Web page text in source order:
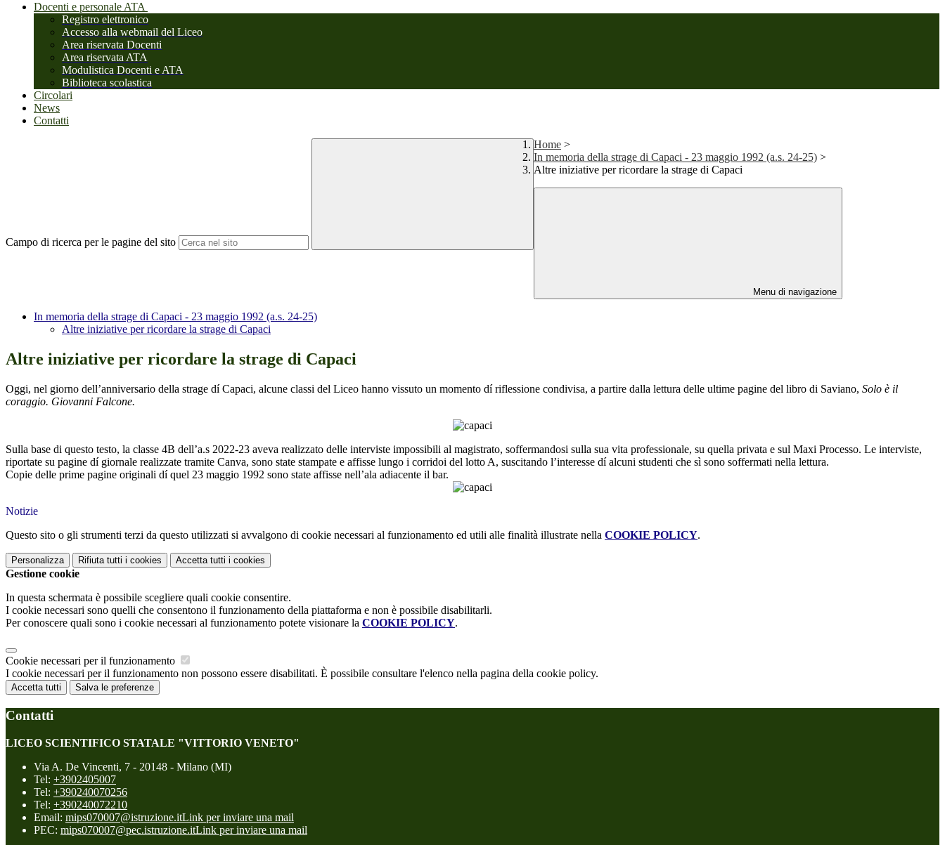
Docenti e personale ATA
Registro elettronico
Accesso alla webmail del Liceo
Area riservata Docenti
Area riservata ATA
Modulistica Docenti e ATA
Biblioteca scolastica
Circolari
News
Contatti
Campo di ricerca per le pagine del sito
Home >
In memoria della strage di Capaci - 23 maggio 1992 (a.s. 24-25) >
Altre iniziative per ricordare la strage di Capaci
Menu di navigazione
In memoria della strage di Capaci - 23 maggio 1992 (a.s. 24-25)
Altre iniziative per ricordare la strage di Capaci
Altre iniziative per ricordare la strage di Capaci
Oggi, nel giorno dell’anniversario della strage dí Capaci, alcune classi del Liceo hanno vissuto un momento dí riflessione condivisa, a partire dalla lettura delle ultime pagine del libro di Saviano, Solo è il
coraggio. Giovanni Falcone.
Sulla base di questo testo, la classe 4B dell’a.s 2022-23 aveva realizzato delle interviste impossibili al magistrato, soffermandosi sulla sua vita professionale, su quella privata e sul Maxi Processo. Le interviste,
riportate su pagine dí giornale realizzate tramite Canva, sono state stampate e affisse lungo i corridoi del lotto A, suscitando l’interesse dí alcuni studenti che sì sono soffermati nella lettura.
Copie delle prime pagine originali dí quel 23 maggio 1992 sono state affisse nell’ala adiacente il bar.
Notizie
Questo sito o gli strumenti terzi da questo utilizzati si avvalgono di cookie necessari al funzionamento ed utili alle finalità illustrate nella COOKIE POLICY.
Personalizza Rifiuta tutti i cookies Accetta tutti i cookies
Gestione cookie
In questa schermata è possibile scegliere quali cookie consentire.
I cookie necessari sono quelli che consentono il funzionamento della piattaforma e non è possibile disabilitarli.
Per conoscere quali sono i cookie necessari al funzionamento potete visionare la COOKIE POLICY.
Cookie necessari per il funzionamento
I cookie necessari per il funzionamento non possono essere disabilitati. È possibile consultare l'elenco nella pagina della cookie policy.
Accetta tutti Salva le preferenze
Contatti
LICEO SCIENTIFICO STATALE "VITTORIO VENETO"
Via A. De Vincenti, 7 - 20148 - Milano (MI)
Tel: +3902405007
Tel: +390240070256
Tel: +390240072210
Email: mips070007@istruzione.itLink per inviare una mail
PEC: mips070007@pec.istruzione.itLink per inviare una mail